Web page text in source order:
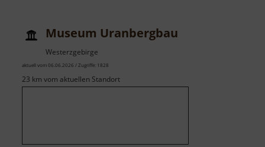
Museum Uranbergbau
Westerzgebirge
aktuell vom 06.06.2026 / Zugriffe: 1828
23 km vom aktuellen Standort